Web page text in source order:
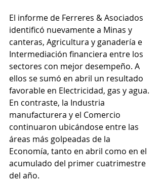
El informe de Ferreres & Asociados
identificó nuevamente a Minas y
canteras, Agricultura y ganadería e
Intermediación financiera entre los
sectores con mejor desempeño. A
ellos se sumó en abril un resultado
favorable en Electricidad, gas y agua.
En contraste, la Industria
manufacturera y el Comercio
continuaron ubicándose entre las
áreas más golpeadas de la
Economía, tanto en abril como en el
acumulado del primer cuatrimestre
del año.